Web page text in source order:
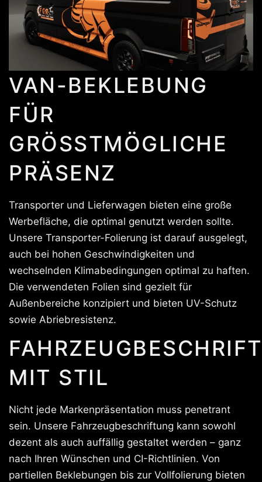
VAN-BEKLEBUNG
FÜR
GRÖSSTMÖGLICHE P
RÄSENZ
Transporter und Lieferwagen bieten eine große
Werbefläche, die optimal genutzt werden sollte.
Unsere Transporter-Folierung ist darauf ausgelegt,
auch bei hohen Geschwindigkeiten und
wechselnden Klimabedingungen optimal zu haften.
Die verwendeten Folien sind gezielt für
Außenbereiche konzipiert und bieten UV-Schutz
sowie Abriebresistenz.
MIT STIL
Nicht jede Markenpräsentation muss penetrant
sein. Unsere Fahrzeugbeschriftung kann sowohl
dezent als auch auffällig gestaltet werden – ganz
nach Ihren Wünschen und CI-Richtlinien. Von
partiellen Beklebungen bis zur Vollfolierung bieten